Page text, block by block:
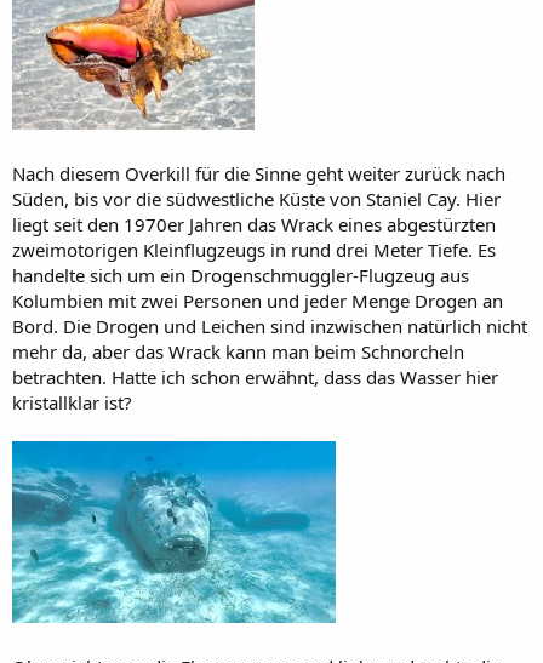
Nach diesem Overkill für die Sinne geht weiter zurück nach
Süden, bis vor die südwestliche Küste von Staniel Cay. Hier
liegt seit den 1970er Jahren das Wrack eines abgestürzten
zweimotorigen Kleinflugzeugs in rund drei Meter Tiefe. Es
handelte sich um ein Drogenschmuggler-Flugzeug aus
Kolumbien mit zwei Personen und jeder Menge Drogen an
Bord. Die Drogen und Leichen sind inzwischen natürlich nicht
mehr da, aber das Wrack kann man beim Schnorcheln
betrachten. Hatte ich schon erwähnt, dass das Wasser hier
kristallklar ist?